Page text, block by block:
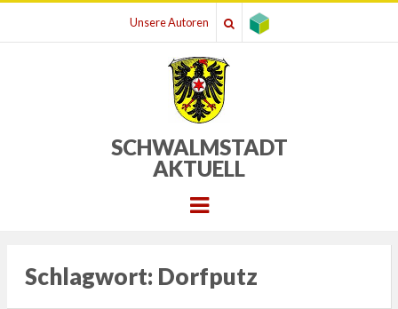
Unsere Autoren
SCHWALMSTADT
AKTUELL
Menu
Schlagwort: Dorfputz